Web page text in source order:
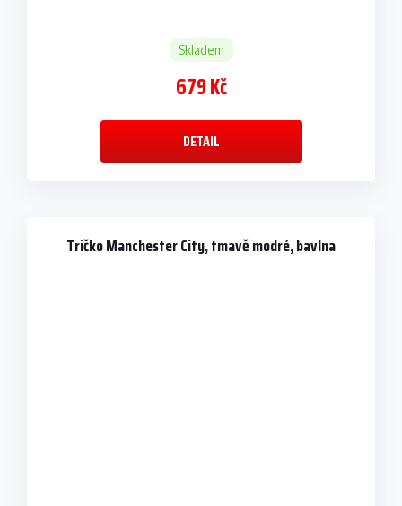
Skladem
679 Kč
DETAIL
Tričko Manchester City, tmavě modré, bavlna